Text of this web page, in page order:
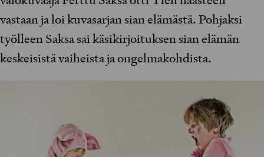
vastaan ja loi kuvasarjan sian elämästä. Pohjaksi
työlleen Saksa sai käsikirjoituksen sian elämän
keskeisistä vaiheista ja ongelmakohdista.